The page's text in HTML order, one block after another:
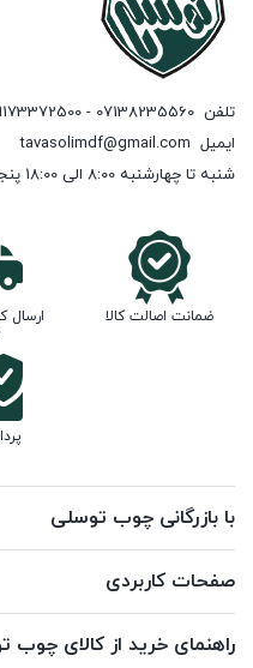
تلفن 07138235560 - 09173372500
ایمیل tavasolimdf@gmail.com
شنبه تا چهارشنبه 8:00 الی 18:00 پنجشنبه 8:00 الی 13:00
ضمانت اصالت کالا
ارسال
با بازرگانی چوب توسلی
صفحات کاربردی
راهنمای خرید از کالای چوب